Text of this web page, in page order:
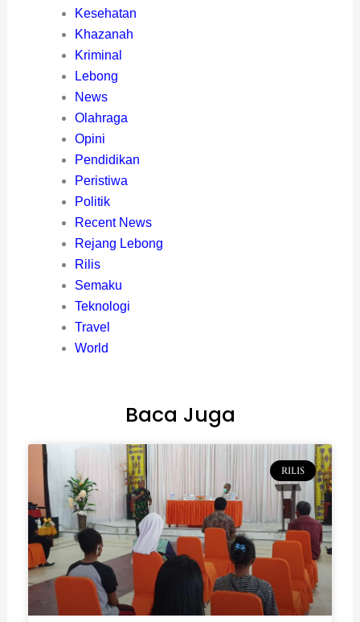
Kesehatan
Khazanah
Kriminal
Lebong
News
Olahraga
Opini
Pendidikan
Peristiwa
Politik
Recent News
Rejang Lebong
Rilis
Semaku
Teknologi
Travel
World
Baca Juga
RILIS